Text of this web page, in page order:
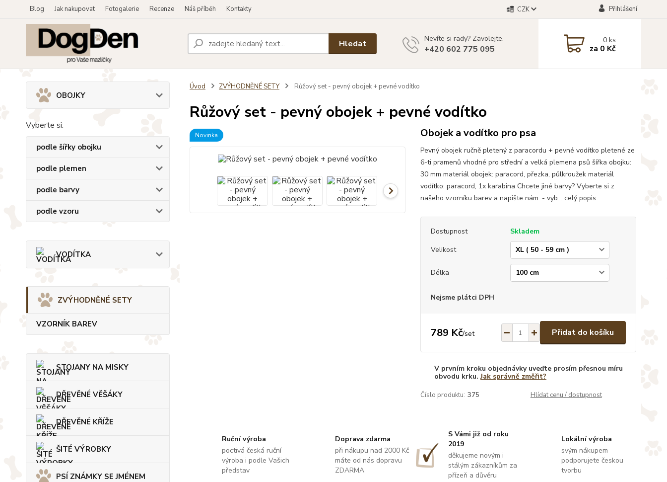
Blog Jak nakupovat Fotogalerie Recenze Náš příběh Kontakty CZK Přihlášení
Hledat Nevíte si rady? Zavolejte.
+420 602 775 095
0ks
za 0 Kč
OBOJKY
Vyberte si:
podle šířky obojku
podle plemen
podle barvy
podle vzoru
VODÍTKA
ZVÝHODNĚNÉ SETY
VZORNÍK BAREV
STOJANY NA MISKY
DŘEVĚNÉ VĚŠÁKY
DŘEVĚNÉ KŘÍŽE
ŠITÉ VÝROBKY
PSÍ ZNÁMKY SE JMÉNEM
Úvod ZVÝHODNĚNÉ SETY Růžový set - pevný obojek + pevné vodítko
Růžový set - pevný obojek + pevné vodítko
Novinka Obojek a vodítko pro psa
Pevný obojek ručně pletený z paracordu + pevné vodítko pletené ze
6-ti pramenů vhodné pro střední a velká plemena psů šířka obojku:
30 mm materiál obojek: paracord, přezka, půlkroužek materiál
vodítko: paracord, 1x karabina Chcete jiné barvy? Vyberte si z
našeho vzorníku barev a napište nám. - vyb... celý popis
Dostupnost
Skladem
Velikost
Délka
Nejsme plátci DPH
789 Kč/set Přidat do košíku
V prvním kroku objednávky uveďte prosím přesnou míru
obvodu krku.Jak správně změřit?
Číslo produktu: 375 Hlídat cenu / dostupnost
Ruční výroba
poctivá česká ruční
výroba i podle Vašich
představ
Doprava zdarma
při nákupu nad 2000 Kč
máte od nás dopravu
ZDARMA
S Vámi již od roku
2019
děkujeme novým i
stálým zákazníkům za
přízeň a důvěru
Lokální výroba
svým nákupem
podporujete českou
tvorbu